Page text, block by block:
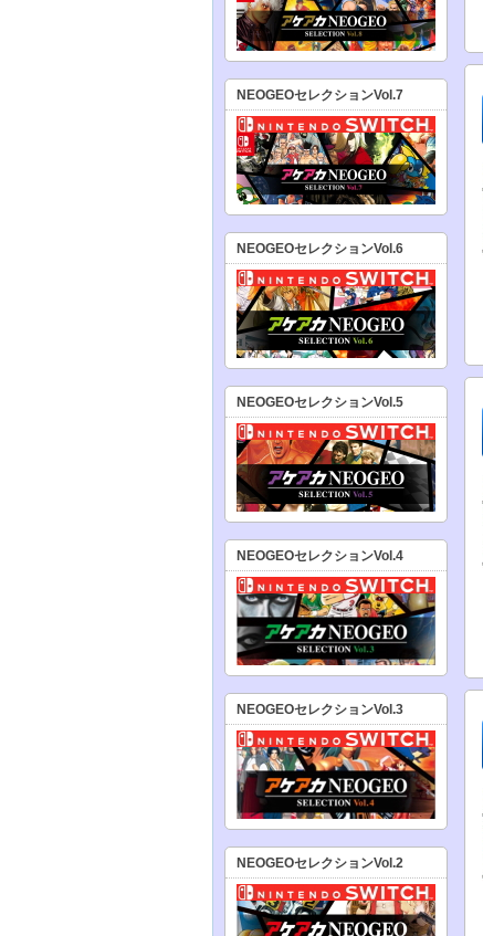
NEOGEOセレクションVol.7
NEOGEOセレクションVol.6
NEOGEOセレクションVol.5
NEOGEOセレクションVol.4
NEOGEOセレクションVol.3
NEOGEOセレクションVol.2